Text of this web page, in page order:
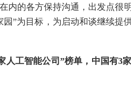
的各方保持沟通，出发点很
”为目标，为启动和谈继续提
工智能公司”榜单，中国有3